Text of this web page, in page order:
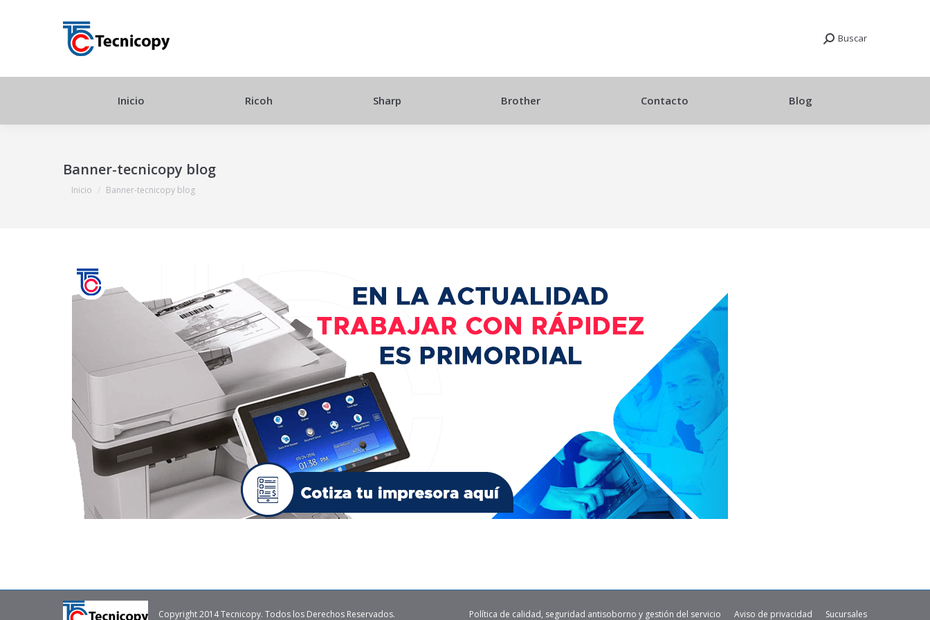
Buscar
Inicio Ricoh Sharp Brother Contacto Blog
Banner-tecnicopy blog
Estás aquí:
Inicio Banner-tecnicopy blog
Copyright 2014 Tecnicopy. Todos los Derechos Reservados. Política de calidad, seguridad antisoborno y gestión del servicio Aviso de privacidad Sucursales